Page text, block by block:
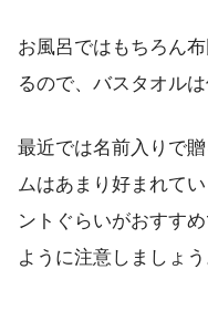
お風呂ではもちろん
るので、バスタオル
最近では名前入りで
ムはあまり好まれて
ントぐらいがおすす
ように注意しましょう